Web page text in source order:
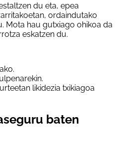
du eta, epea
ordaindutako
Mota hau gutxiago ohikoa da
eskatzen du.
likidezia txikiagoa
baten